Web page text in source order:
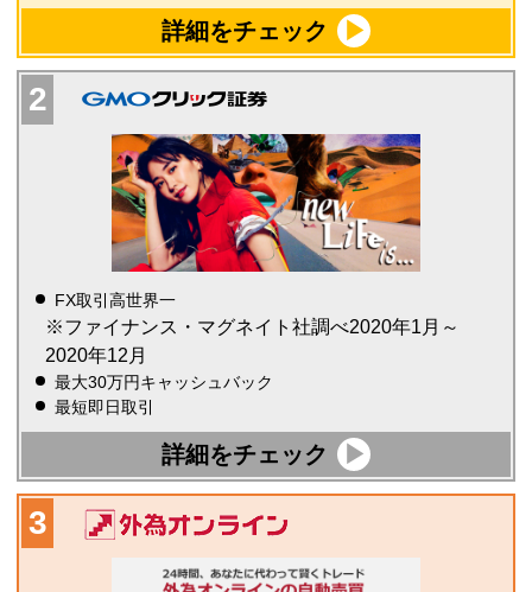
詳細をチェック
FX取引高世界一
※ファイナンス・マグネイト社調べ2020年1月～
2020年12月
最大30万円キャッシュバック
最短即日取引
詳細をチェック